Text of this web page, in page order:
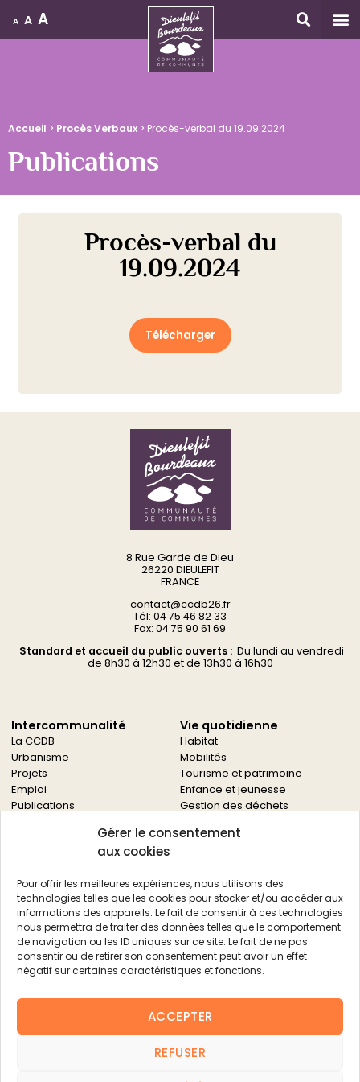
Gérer le consentement
aux cookies
Pour offrir les meilleures expériences, nous utilisons des
technologies telles que les cookies pour stocker et/ou accéder aux
informations des appareils. Le fait de consentir à ces technologies
nous permettra de traiter des données telles que le comportement
de navigation ou les ID uniques sur ce site. Le fait de ne pas
consentir ou de retirer son consentement peut avoir un effet
négatif sur certaines caractéristiques et fonctions.
ACCEPTER
REFUSER
A A A
Accueil > Procès Verbaux > Procès-verbal du 19.09.2024
Publications
Télécharger
Procès-verbal du
19.09.2024
8 Rue Garde de Dieu
26220 DIEULEFIT
FRANCE
contact@ccdb26.fr
Tél: 04 75 46 82 33
Fax: 04 75 90 61 69
Standard et accueil du public ouverts :Du lundi au vendredi
de 8h30 à 12h30 et de 13h30 à 16h30
Intercommunalité
La CCDB
Urbanisme
Projets
Emploi
Publications
Vie quotidienne
Habitat
Mobilités
Tourisme et patrimoine
Enfance et jeunesse
Gestion des déchets
Culture
Autres services
Économie locale
Agriculture
Filière bois
Environnement
Aides aux entreprises
Aides aux associations
Actualités
FAQ